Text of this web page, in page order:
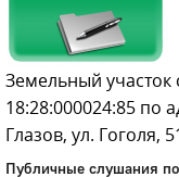
Земельный
18:28:000024:85 по
Глазов, ул. Гоголя,
Публичные слушания